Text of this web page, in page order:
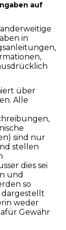
auf
in
über
Alle
sind nur
stellen
dies sei
und
so
weder
Gewähr